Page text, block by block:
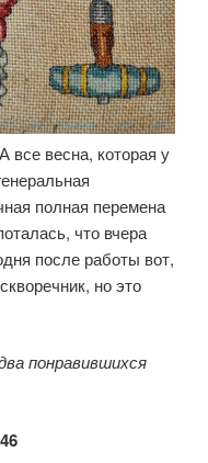
весна, которая у
полная перемена
что вчера
после работы вот,
но это
понравившихся